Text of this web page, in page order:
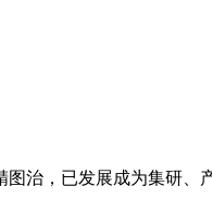
治，已发展成为集研、